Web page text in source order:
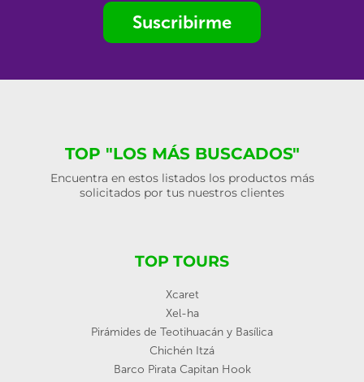
Suscribirme
TOP "LOS MÁS BUSCADOS"
Encuentra en estos listados los productos más
solicitados por tus nuestros clientes
TOP TOURS
Xcaret
Xel-ha
Pirámides de Teotihuacán y Basílica
Chichén Itzá
Barco Pirata Capitan Hook